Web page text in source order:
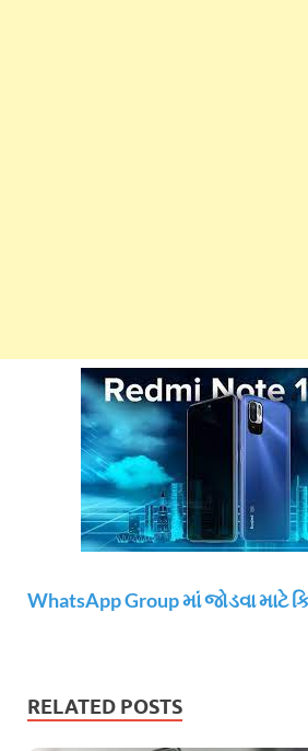
WhatsApp Group માં જોડવા માટે
RELATED POSTS